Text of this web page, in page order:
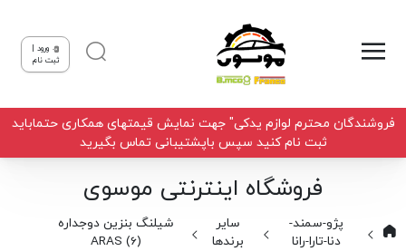
ورود |
ثبت نام
فروشندگان محترم لوازم یدکی" جهت نمایش قیمتهای همکاری حتماباید
ثبت نام کنید سپس باپشتیبانی تماس بگیرید
فروشگاه اینترنتی موسوی
پژو-سمند-
دنا-تارا-رانا
سایر
برندها
شیلنگ بنزین دوجداره
(6) ARAS